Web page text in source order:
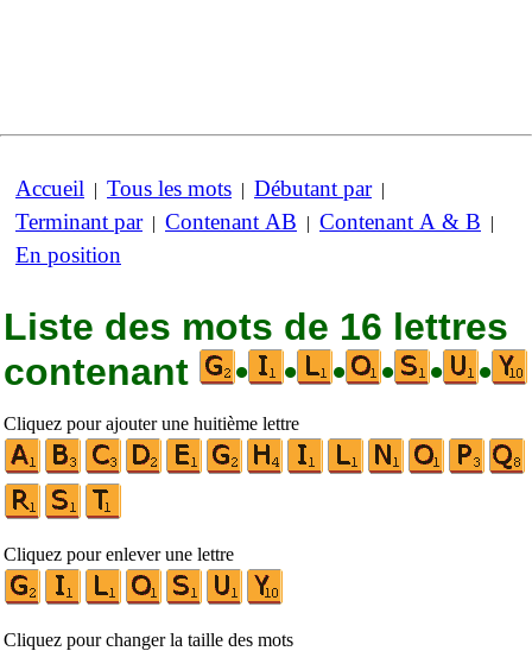
Accueil | Tous les mots | Débutant par|
Terminant par| Contenant AB | Contenant A & B |
En position
Liste des mots de 16 lettres
contenant
• • • • • •
Cliquez pour ajouter une huitième lettre
Cliquez pour enlever une lettre
Cliquez pour changer la taille des mots